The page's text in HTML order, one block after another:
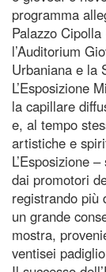
programma
Palazzo
l’Auditorium
Urbaniana e la
L’Esposizione
la capillare
e, al tempo
artistiche e
L’Esposizione
dai promotori
registrando più
un grande
mostra,
ventisei